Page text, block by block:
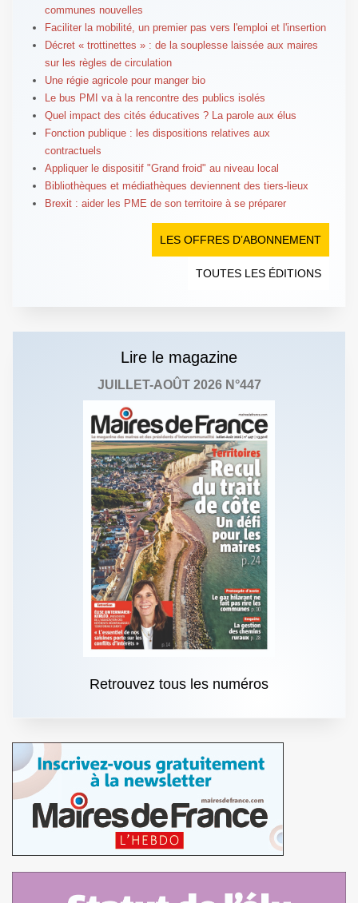
communes nouvelles
Faciliter la mobilité, un premier pas vers l'emploi et l'insertion
Décret « trottinettes » : de la souplesse laissée aux maires
sur les règles de circulation
Une régie agricole pour manger bio
Le bus PMI va à la rencontre des publics isolés
Quel impact des cités éducatives ? La parole aux élus
Fonction publique : les dispositions relatives aux
contractuels
Appliquer le dispositif "Grand froid" au niveau local
Bibliothèques et médiathèques deviennent des tiers-lieux
Brexit : aider les PME de son territoire à se préparer
LES OFFRES D’ABONNEMENT
TOUTES LES ÉDITIONS
Lire le magazine
JUILLET-AOÛT 2026 N°447
Retrouvez tous les numéros